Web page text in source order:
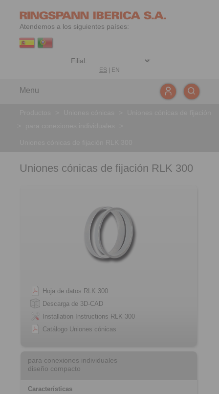
Atendemos a los siguientes países:
ES EN
Menu
Uniones cónicas de fijación RLK 300
Hoja de datos RLK 300
Descarga de 3D-CAD
Installation Instructions RLK 300
Catálogo Uniones cónicas
para conexiones individuales
diseño compacto
Características